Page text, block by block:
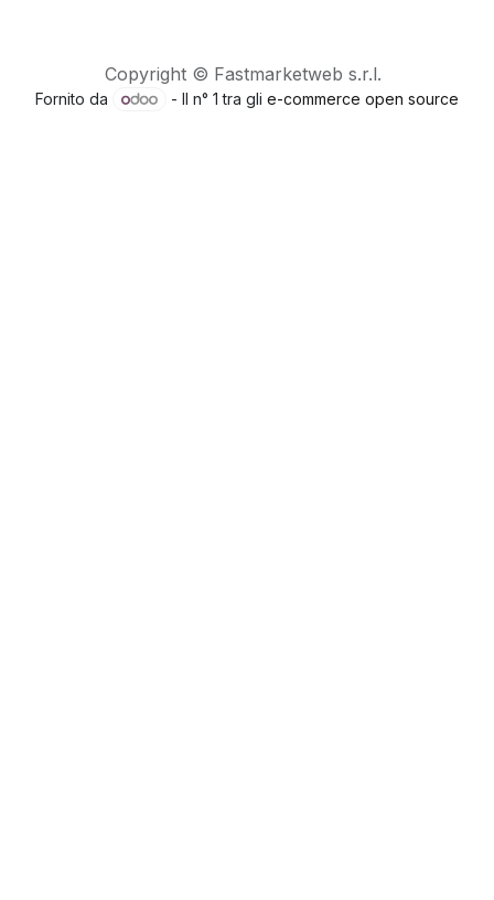
Copyright © Fastmarketweb s.r.l.
Fornito da - Il n° 1 tra gli e-commerce open source